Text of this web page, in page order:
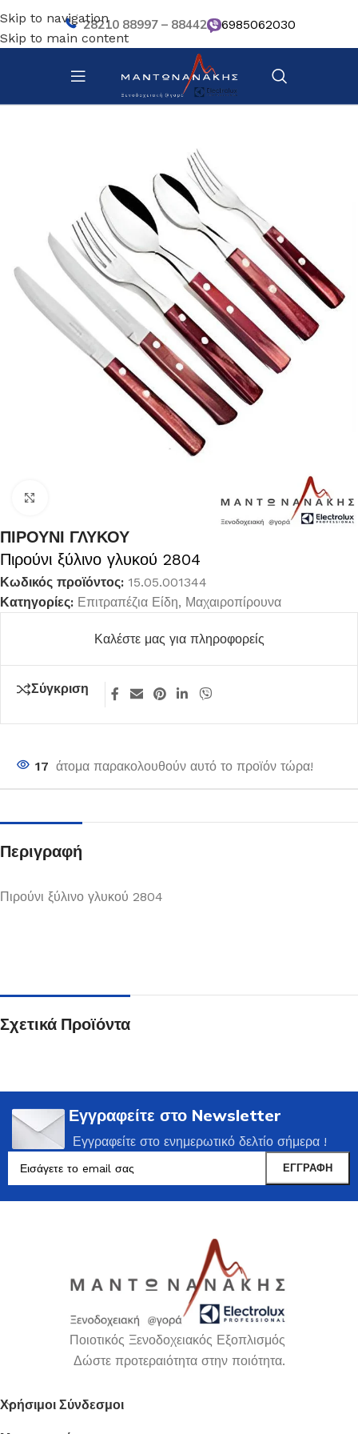
Skip to navigation
Skip to main content
28210 88997 – 88442 6985062030
Αρχική σελίδα/ Επιτραπέζια Είδη/ Μαχαιροπίρουνα
ΠΙΡΟΥΝΙ ΓΛΥΚΟΥ
Πιρούνι ξύλινο γλυκού 2804
Κωδικός προϊόντος: 15.05.001344
Κατηγορίες: Επιτραπέζια Είδη, Μαχαιροπίρουνα
Καλέστε μας για πληροφορείς
Σύγκριση
17 άτομα παρακολουθούν αυτό το προϊόν τώρα!
Περιγραφή
Πιρούνι ξύλινο γλυκού 2804
Σχετικά Προϊόντα
Εγγραφείτε στο Newsletter
Εγγραφείτε στο ενημερωτικό δελτίο σήμερα !
Ποιοτικός Ξενοδοχειακός Εξοπλισμός
Δώστε προτεραιότητα στην ποιότητα.
Χρήσιμοι Σύνδεσμοι